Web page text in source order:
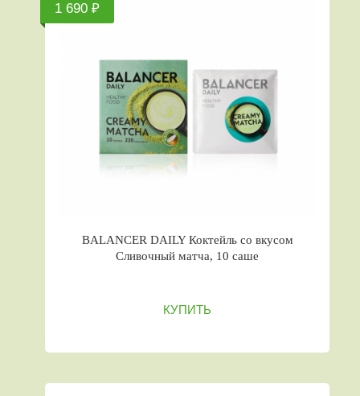
1 690 ₽
BALANCER DAILY Коктейль со вкусом
Сливочный матча, 10 саше
КУПИТЬ